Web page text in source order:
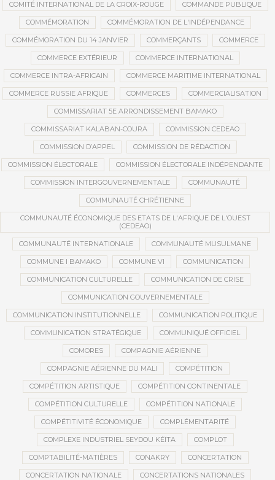
COMITÉ INTERNATIONAL DE LA CROIX-ROUGE COMMANDE PUBLIQUE
COMMÉMORATION COMMÉMORATION DE L'INDÉPENDANCE
COMMÉMORATION DU 14 JANVIER COMMERÇANTS COMMERCE
COMMERCE EXTÉRIEUR COMMERCE INTERNATIONAL
COMMERCE INTRA-AFRICAIN COMMERCE MARITIME INTERNATIONAL
COMMERCE RUSSIE AFRIQUE COMMERCES COMMERCIALISATION
COMMISSARIAT 5E ARRONDISSEMENT BAMAKO
COMMISSARIAT KALABAN-COURA COMMISSION CEDEAO
COMMISSION D’APPEL COMMISSION DE RÉDACTION
COMMISSION ÉLECTORALE COMMISSION ÉLECTORALE INDÉPENDANTE
COMMISSION INTERGOUVERNEMENTALE COMMUNAUTÉ
COMMUNAUTÉ CHRÉTIENNE
COMMUNAUTÉ ÉCONOMIQUE DES ETATS DE L'AFRIQUE DE L'OUEST
(CEDEAO)
COMMUNAUTÉ INTERNATIONALE COMMUNAUTÉ MUSULMANE
COMMUNE I BAMAKO COMMUNE VI COMMUNICATION
COMMUNICATION CULTURELLE COMMUNICATION DE CRISE
COMMUNICATION GOUVERNEMENTALE
COMMUNICATION INSTITUTIONNELLE COMMUNICATION POLITIQUE
COMMUNICATION STRATÉGIQUE COMMUNIQUÉ OFFICIEL
COMORES COMPAGNIE AÉRIENNE
COMPAGNIE AÉRIENNE DU MALI COMPÉTITION
COMPÉTITION ARTISTIQUE COMPÉTITION CONTINENTALE
COMPÉTITION CULTURELLE COMPÉTITION NATIONALE
COMPÉTITIVITÉ ÉCONOMIQUE COMPLÉMENTARITÉ
COMPLEXE INDUSTRIEL SEYDOU KÉÏTA COMPLOT
COMPTABILITÉ-MATIÈRES CONAKRY CONCERTATION
CONCERTATION NATIONALE CONCERTATIONS NATIONALES